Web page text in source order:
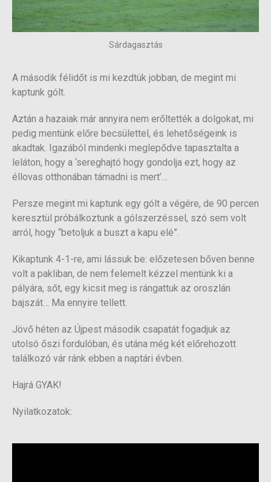
Sárdagasztás
A második félidőt is mi kezdtük jobban, de megint mi
kaptunk gólt.
Aztán a hazaiak már annyira nem erőltették a dolgokat, mi
pedig mentünk előre becsülettel, és lehetőségeink is
akadtak. Igazából mindenki meglepődve tapasztalta a
leláton, hogy a ‘sereghajtó hogy gondolja ezt, hogy az
éllovas otthonában támadni is mert’…
Persze megint mi kaptunk egy gólt a végére, de 90 percen
keresztül próbálkoztunk a gólszerzéssel, szó sem volt
arról, hogy “betoljuk a buszt a kapu elé”.
Kikaptunk 4-1-re, ami lássuk be: előzetesen bőven benne
volt a pakliban, de nem felemelt kézzel mentünk ki a
pályára, sőt, egy kicsit meg is rángattuk az oroszlán
bajszát… Ma ennyire tellett.
Jövő héten az Újpest második csapatát fogadjuk az
utolsó őszi fordulóban, és utána még két előrehozott
találkozó vár ránk ebben a naptári évben.
Hajrá GYAK!
Nyilatkozatok: